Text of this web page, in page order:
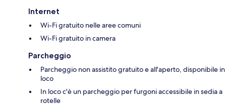
Internet
Wi-Fi gratuito nelle aree comuni
Wi-Fi gratuito in camera
Parcheggio
Parcheggio non assistito gratuito e all'aperto, disponibile in
loco
In loco c'è un parcheggio per furgoni accessibile in sedia a
rotelle